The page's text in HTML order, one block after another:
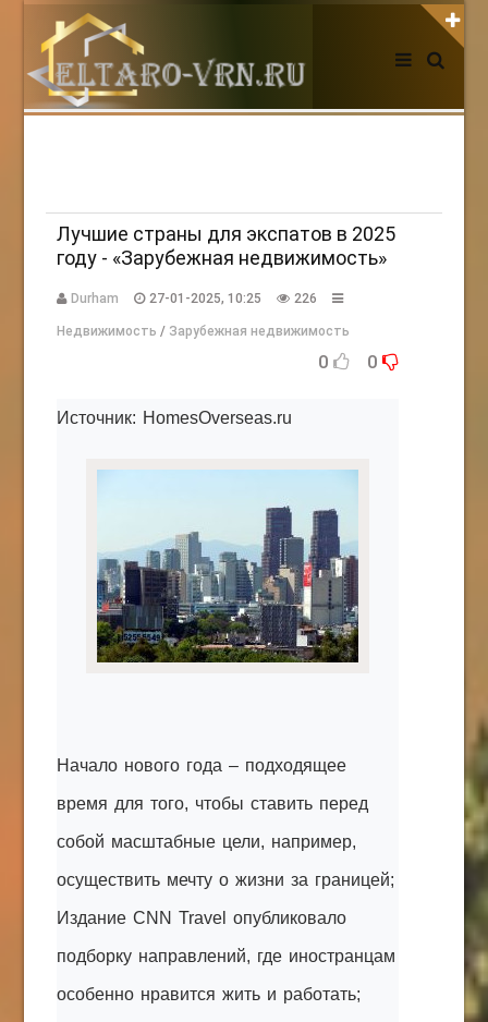
АВТОРИЗАЦИЯ НА САЙТЕ
Регистрация
Edgarpo26@gmail.com
axin.ed@yandex.ru
yrikf40@gmail.com
Лучшие страны для экспатов в 2025
году - «Зарубежная недвижимость»
Durham 27-01-2025, 10:25 226
Недвижимость / Зарубежная недвижимость
0 0
Источник: HomesOverseas.ru
Начало нового года – подходящее
время для того, чтобы ставить перед
собой масштабные цели, например,
осуществить мечту о жизни за границей;
Издание CNN Travel опубликовало
подборку направлений, где иностранцам
особенно нравится жить и работать;